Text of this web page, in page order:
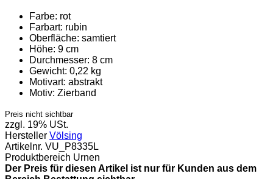
Farbe: rot
Farbart: rubin
Oberfläche: samtiert
Höhe: 9 cm
Durchmesser: 8 cm
Gewicht: 0,22 kg
Motivart: abstrakt
Motiv: Zierband
Preis nicht sichtbar
zzgl. 19% USt.
Hersteller Völsing
Artikelnr. VU_P8335L
Produktbereich Urnen
Der Preis für diesen Artikel ist nur für Kunden aus dem